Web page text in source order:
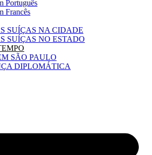
Português
Francês
SUÍÇAS NA CIDADE
SUÍÇAS NO ESTADO
SÃO PAULO
DIPLOMÁTICA